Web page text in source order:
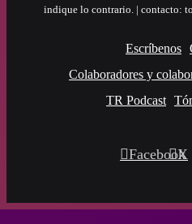
indique lo contrario. | contacto:
Escríbenos
Colaboradores y
TR Podcast
Facebook
X